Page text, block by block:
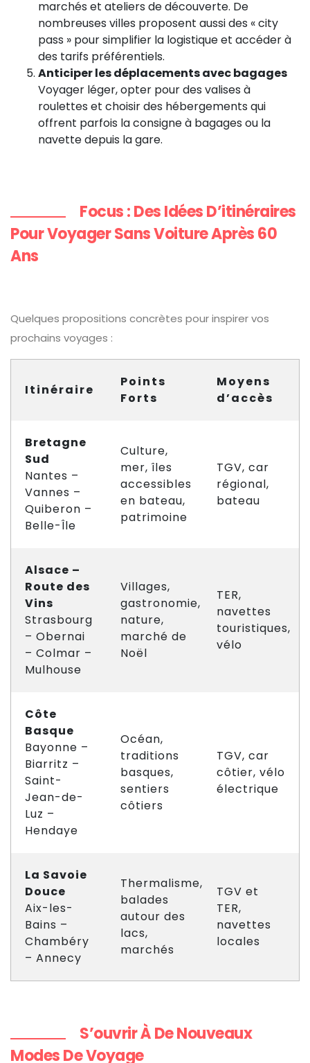
marchés et ateliers de découverte. De
nombreuses villes proposent aussi des « city
pass » pour simplifier la logistique et accéder à
des tarifs préférentiels.
Anticiper les déplacements avec bagages
Voyager léger, opter pour des valises à
roulettes et choisir des hébergements qui
offrent parfois la consigne à bagages ou la
navette depuis la gare.
Focus : Des Idées D’itinéraires
Pour Voyager Sans Voiture Après 60
Ans
Quelques propositions concrètes pour inspirer vos
prochains voyages :
Itinéraire
Points
Forts
Moyens
d’accès
Bretagne
Sud
Nantes –
Vannes –
Quiberon –
Belle-Île
Culture,
mer, îles
accessibles
en bateau,
patrimoine
TGV, car
régional,
bateau
Alsace –
Route des
Vins
Strasbourg
– Obernai
– Colmar –
Mulhouse
Villages,
gastronomie,
nature,
marché de
Noël
TER,
navettes
touristiques,
vélo
Côte
Basque
Bayonne –
Biarritz –
Saint-
Jean-de-
Luz –
Hendaye
Océan,
traditions
basques,
sentiers
côtiers
TGV, car
côtier, vélo
électrique
La Savoie
Douce
Aix-les-
Bains –
Chambéry
– Annecy
Thermalisme,
balades
autour des
lacs,
marchés
TGV et
TER,
navettes
locales
S’ouvrir À De Nouveaux
Modes De Voyage